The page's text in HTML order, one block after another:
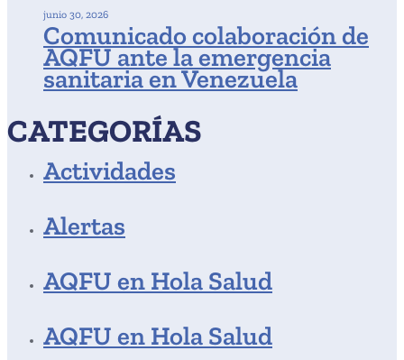
Comunicado colaboración de
AQFU ante la emergencia
sanitaria en Venezuela
junio 30, 2026
CATEGORÍAS
Actividades
Alertas
AQFU en Hola Salud
AQFU en Hola Salud